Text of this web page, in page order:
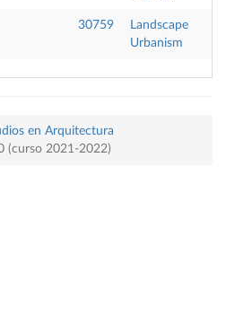
30759
Landscape
Urbanism
en Arquitectura
(curso 2021-2022)